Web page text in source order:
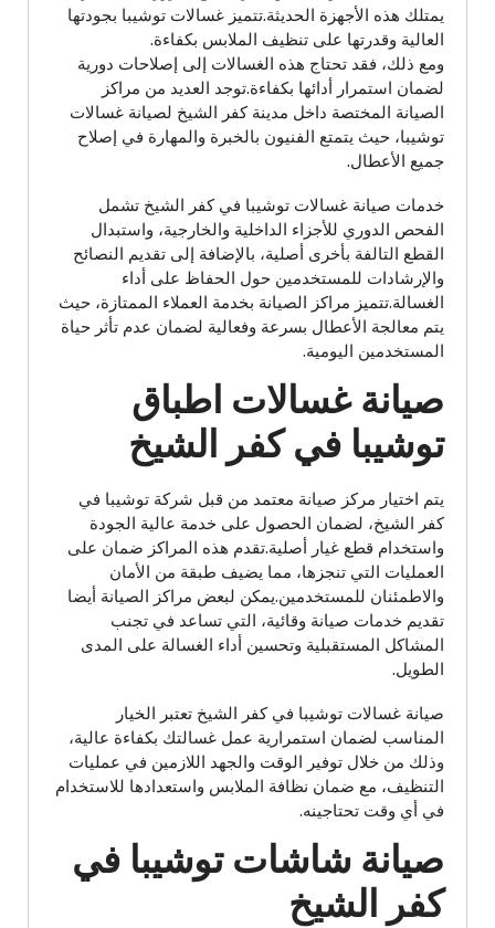
يمتلك هذه الأجهزة الحديثة.تتميز غسالات توشيبا بجودتها
العالية وقدرتها على تنظيف الملابس بكفاءة.
ومع ذلك، فقد تحتاج هذه الغسالات إلى إصلاحات دورية
لضمان استمرار أدائها بكفاءة.توجد العديد من مراكز
الصيانة المختصة داخل مدينة كفر الشيخ لصيانة غسالات
توشيبا، حيث يتمتع الفنيون بالخبرة والمهارة في إصلاح
جميع الأعطال.
خدمات صيانة غسالات توشيبا في كفر الشيخ تشمل
الفحص الدوري للأجزاء الداخلية والخارجية، واستبدال
القطع التالفة بأخرى أصلية، بالإضافة إلى تقديم النصائح
والإرشادات للمستخدمين حول الحفاظ على أداء
الغسالة.تتميز مراكز الصيانة بخدمة العملاء الممتازة، حيث
يتم معالجة الأعطال بسرعة وفعالية لضمان عدم تأثر حياة
المستخدمين اليومية.
صيانة غسالات اطباق
توشيبا في كفر الشيخ
يتم اختيار مركز صيانة معتمد من قبل شركة توشيبا في
كفر الشيخ، لضمان الحصول على خدمة عالية الجودة
واستخدام قطع غيار أصلية.تقدم هذه المراكز ضمان على
العمليات التي تنجزها، مما يضيف طبقة من الأمان
والاطمئنان للمستخدمين.يمكن لبعض مراكز الصيانة أيضا
تقديم خدمات صيانة وقائية، التي تساعد في تجنب
المشاكل المستقبلية وتحسين أداء الغسالة على المدى
الطويل.
صيانة غسالات توشيبا في كفر الشيخ تعتبر الخيار
المناسب لضمان استمرارية عمل غسالتك بكفاءة عالية،
وذلك من خلال توفير الوقت والجهد اللازمين في عمليات
التنظيف، مع ضمان نظافة الملابس واستعدادها للاستخدام
في أي وقت تحتاجينه.
صيانة شاشات توشيبا في
كفر الشيخ